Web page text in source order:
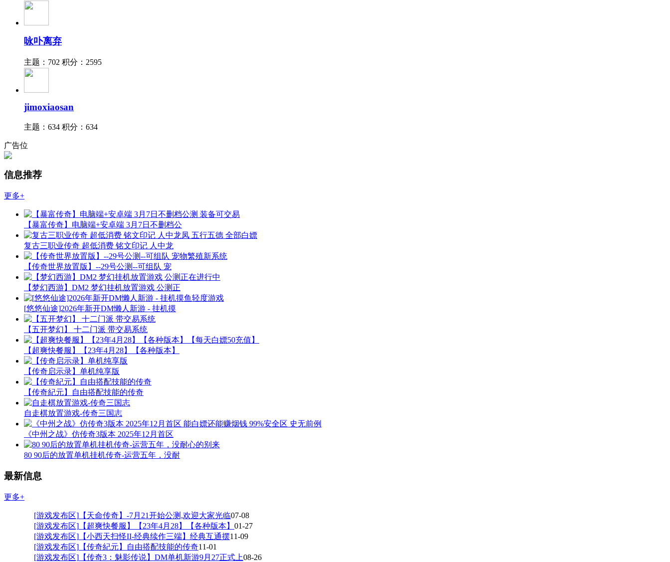
咏卟离弃
主题：702 积分：2595
jimoxiaosan
主题：634 积分：634
广告位
信息推荐
更多+
【暴富传奇】电脑端+安卓端 3月7日不删档公
复古三职业传奇 超低消费 铭文印记 人中龙
【传奇世界放置版】--29号公测--可组队 宠
【梦幻西游】DM2 梦幻挂机放置游戏 公测正
[悠悠仙途]2026年新开DM懒人新游 - 挂机摸
【五开梦幻】 十二门派 带交易系统
【超爽快餐服】【23年4月28】【各种版本】
【传奇启示录】单机纯享版
【传奇紀元】自由搭配技能的传奇
自走棋放置游戏-传奇三国志
《中州之战》仿传奇3版本 2025年12月首区
80 90后的放置单机挂机传奇-运营五年，没耐
最新信息
更多+
[游戏发布区] 【天命传奇】-7月21开始公测,欢迎大家光临07-08
[游戏发布区] 【超爽快餐服】【23年4月28】【各种版本】 01-27
[游戏发布区] 【小西天扫怪II-经典续作三端】经典互通摆11-09
[游戏发布区] 【传奇紀元】自由搭配技能的传奇11-01
[游戏发布区] 【传奇3：魅影传说】DM单机新游9月27正式上08-26